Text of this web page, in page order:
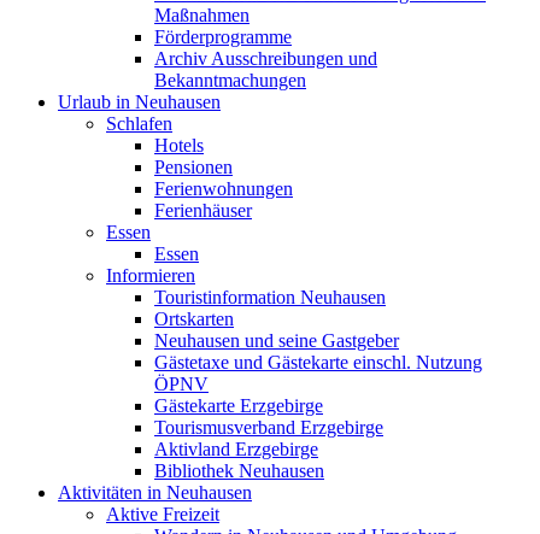
Maßnahmen
Förderprogramme
Archiv Ausschreibungen und
Bekanntmachungen
Urlaub in Neuhausen
Schlafen
Hotels
Pensionen
Ferienwohnungen
Ferienhäuser
Essen
Essen
Informieren
Touristinformation Neuhausen
Ortskarten
Neuhausen und seine Gastgeber
Gästetaxe und Gästekarte einschl. Nutzung
ÖPNV
Gästekarte Erzgebirge
Tourismusverband Erzgebirge
Aktivland Erzgebirge
Bibliothek Neuhausen
Aktivitäten in Neuhausen
Aktive Freizeit